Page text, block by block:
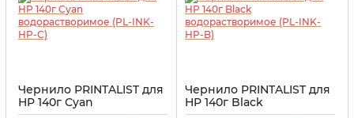
Чернило PRINTALIST для
HP 140г Cyan
водорастворимое (PL-
Чернило PRINTALIST для
HP 140г Black
водорастворимое (PL-